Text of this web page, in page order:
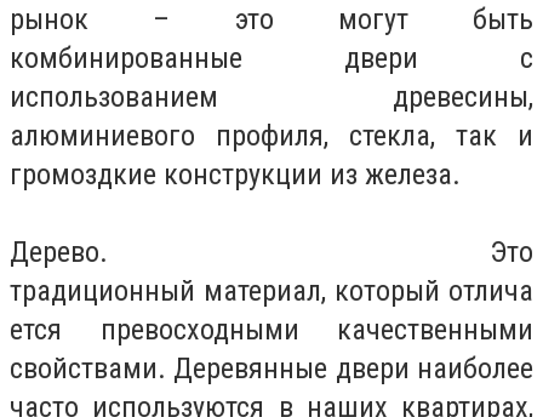
рынок – это могут быть
комбинированные двери с
использованием древесины,
алюминиевого профиля, стекла, так и
громоздкие конструкции из железа.
Дерево. Это
традиционный материал, который отлича
ется превосходными качественными
свойствами. Деревянные двери наиболее
часто используются в наших квартирах,